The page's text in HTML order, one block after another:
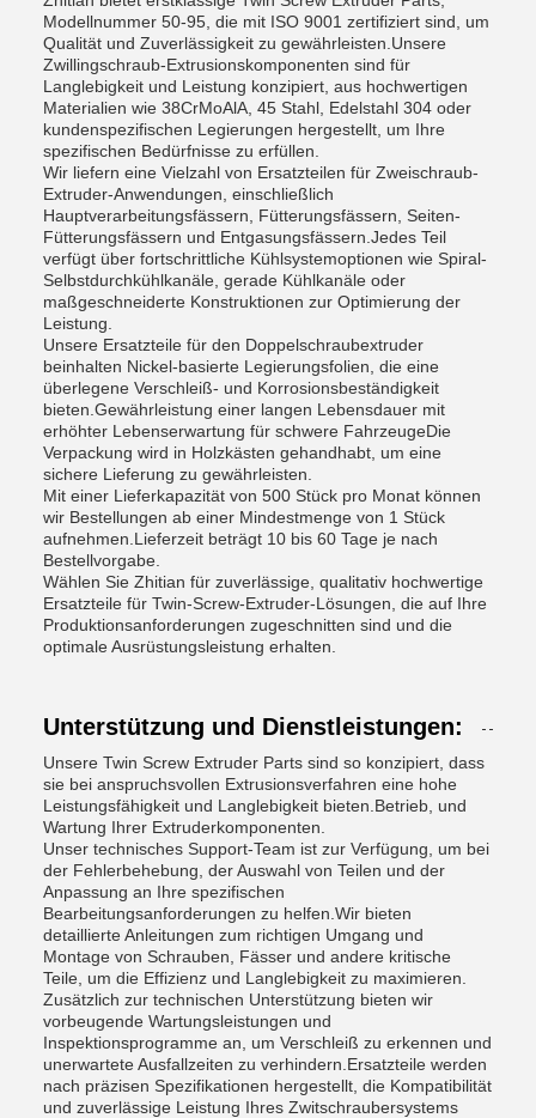
Modellnummer 50-95, die mit ISO 9001 zertifiziert sind, um
Qualität und Zuverlässigkeit zu gewährleisten.Unsere
Zwillingschraub-Extrusionskomponenten sind für
Langlebigkeit und Leistung konzipiert, aus hochwertigen
Materialien wie 38CrMoAlA, 45 Stahl, Edelstahl 304 oder
kundenspezifischen Legierungen hergestellt, um Ihre
spezifischen Bedürfnisse zu erfüllen.
Wir liefern eine Vielzahl von Ersatzteilen für Zweischraub-
Extruder-Anwendungen, einschließlich
Hauptverarbeitungsfässern, Fütterungsfässern, Seiten-
Fütterungsfässern und Entgasungsfässern.Jedes Teil
verfügt über fortschrittliche Kühlsystemoptionen wie Spiral-
Selbstdurchkühlkanäle, gerade Kühlkanäle oder
maßgeschneiderte Konstruktionen zur Optimierung der
Leistung.
Unsere Ersatzteile für den Doppelschraubextruder
beinhalten Nickel-basierte Legierungsfolien, die eine
überlegene Verschleiß- und Korrosionsbeständigkeit
bieten.Gewährleistung einer langen Lebensdauer mit
erhöhter Lebenserwartung für schwere FahrzeugeDie
Verpackung wird in Holzkästen gehandhabt, um eine
sichere Lieferung zu gewährleisten.
Mit einer Lieferkapazität von 500 Stück pro Monat können
wir Bestellungen ab einer Mindestmenge von 1 Stück
aufnehmen.Lieferzeit beträgt 10 bis 60 Tage je nach
Bestellvorgabe.
Wählen Sie Zhitian für zuverlässige, qualitativ hochwertige
Ersatzteile für Twin-Screw-Extruder-Lösungen, die auf Ihre
Produktionsanforderungen zugeschnitten sind und die
optimale Ausrüstungsleistung erhalten.
Unterstützung und Dienstleistungen:
Unsere Twin Screw Extruder Parts sind so konzipiert, dass
sie bei anspruchsvollen Extrusionsverfahren eine hohe
Leistungsfähigkeit und Langlebigkeit bieten.Betrieb, und
Wartung Ihrer Extruderkomponenten.
Unser technisches Support-Team ist zur Verfügung, um bei
der Fehlerbehebung, der Auswahl von Teilen und der
Anpassung an Ihre spezifischen
Bearbeitungsanforderungen zu helfen.Wir bieten
detaillierte Anleitungen zum richtigen Umgang und
Montage von Schrauben, Fässer und andere kritische
Teile, um die Effizienz und Langlebigkeit zu maximieren.
Zusätzlich zur technischen Unterstützung bieten wir
vorbeugende Wartungsleistungen und
Inspektionsprogramme an, um Verschleiß zu erkennen und
unerwartete Ausfallzeiten zu verhindern.Ersatzteile werden
nach präzisen Spezifikationen hergestellt, die Kompatibilität
und zuverlässige Leistung Ihres Zwitschraubersystems